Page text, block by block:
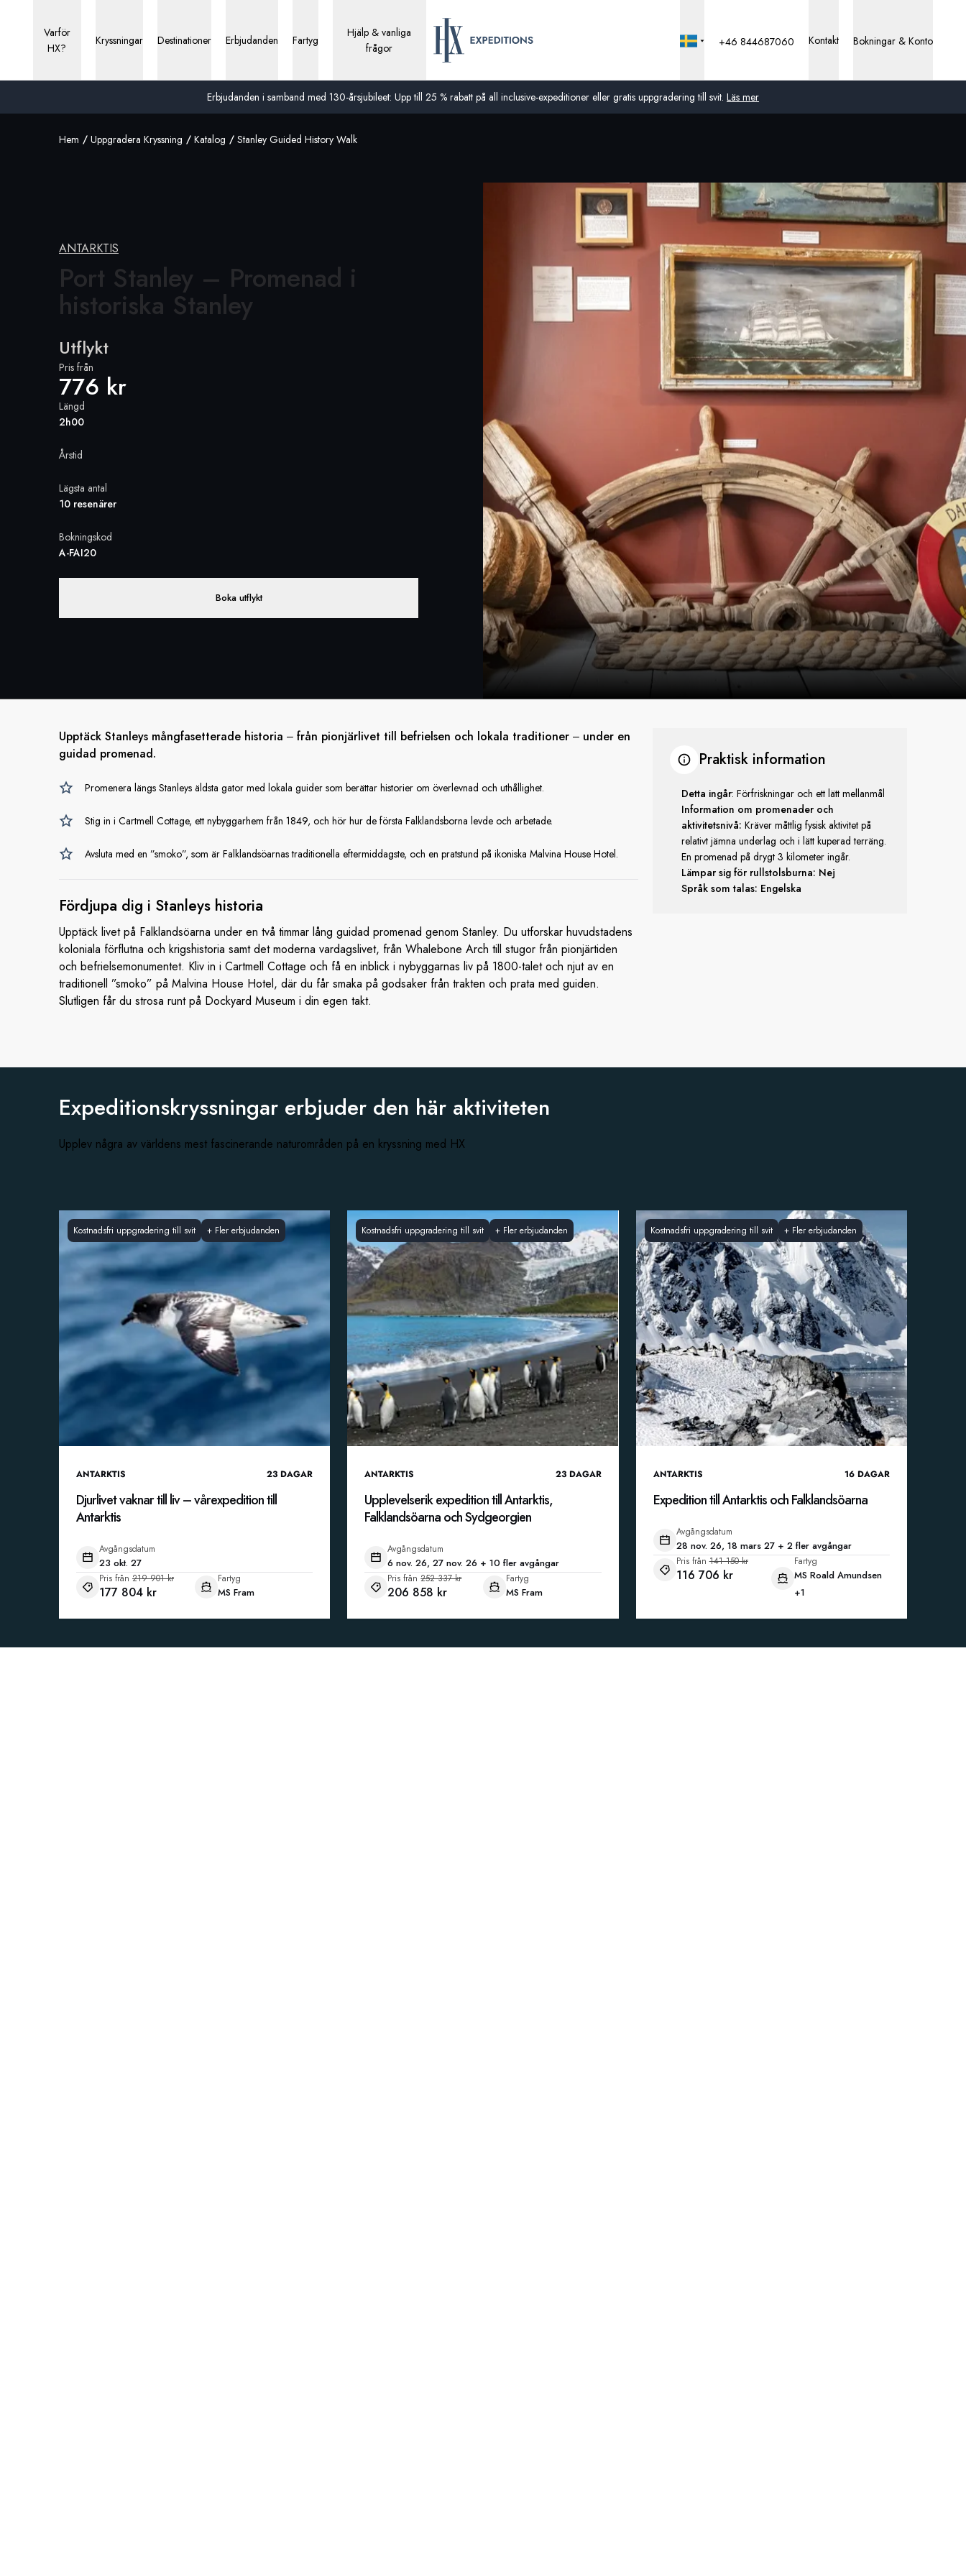
Erbjudanden i samband med 130-årsjubileet: Upp till 25 % rabatt på all inclusive-expeditioner eller gratis uppgradering till svit. Läs mer
Varför
HX?
Kryssningar Destinationer Erbjudanden Fartyg
Hjälp & vanliga
frågor
Storbritannien
Tyskland
Schweiz
Frankrike
Sverige
Danmark
Norge
+46 844687060 Kontakt Bokningar & Konto
Hem Uppgradera Kryssning Katalog Stanley Guided History Walk
ANTARKTIS
Port Stanley – Promenad i
historiska Stanley
Utflykt
Pris från
776 kr
Längd
2h00
Årstid
Lägsta antal
10 resenärer
Bokningskod
A-FAI20
Boka utflykt
Upptäck Stanleys mångfasetterade historia ‒ från pionjärlivet till befrielsen och lokala traditioner ‒ under en
guidad promenad.
Promenera längs Stanleys äldsta gator med lokala guider som berättar historier om överlevnad och uthållighet.
Stig in i Cartmell Cottage, ett nybyggarhem från 1849, och hör hur de första Falklandsborna levde och arbetade.
Avsluta med en ”smoko”, som är Falklandsöarnas traditionella eftermiddagste, och en pratstund på ikoniska Malvina House Hotel.
Fördjupa dig i Stanleys historia
Upptäck livet på Falklandsöarna under en två timmar lång guidad promenad genom Stanley. Du utforskar huvudstadens
koloniala förflutna och krigshistoria samt det moderna vardagslivet, från Whalebone Arch till stugor från pionjärtiden
och befrielsemonumentet. Kliv in i Cartmell Cottage och få en inblick i nybyggarnas liv på 1800-talet och njut av en
traditionell ”smoko” på Malvina House Hotel, där du får smaka på godsaker från trakten och prata med guiden.
Slutligen får du strosa runt på Dockyard Museum i din egen takt.
Praktisk information
Detta ingår: Förfriskningar och ett lätt mellanmål
Information om promenader och
aktivitetsnivå: Kräver måttlig fysisk aktivitet på
relativt jämna underlag och i lätt kuperad terräng.
En promenad på drygt 3 kilometer ingår.
Lämpar sig för rullstolsburna: Nej
Språk som talas: Engelska
Expeditionskryssningar erbjuder den här aktiviteten
Upplev några av världens mest fascinerande naturområden på en kryssning med HX
Kostnadsfri uppgradering till svit + Fler erbjudanden
ANTARKTIS 23 DAGAR
Djurlivet vaknar till liv – vårexpedition till
Antarktis
Avgångsdatum
23 okt. 27
Pris från 219 901 kr
177 804 kr
Fartyg
MS Fram
Kostnadsfri uppgradering till svit + Fler erbjudanden
ANTARKTIS 23 DAGAR
Upplevelserik expedition till Antarktis,
Falklandsöarna och Sydgeorgien
Avgångsdatum
6 nov. 26, 27 nov. 26 + 10 fler avgångar
Pris från 252 337 kr
206 858 kr
Fartyg
MS Fram
Kostnadsfri uppgradering till svit + Fler erbjudanden
ANTARKTIS 16 DAGAR
Expedition till Antarktis och Falklandsöarna
Avgångsdatum
28 nov. 26, 18 mars 27 + 2 fler avgångar
Pris från 141 150 kr
116 706 kr
Fartyg
MS Roald Amundsen
+1